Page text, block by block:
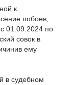
к
побоев,
01.09.2024 по
совок в
ему
в судебном